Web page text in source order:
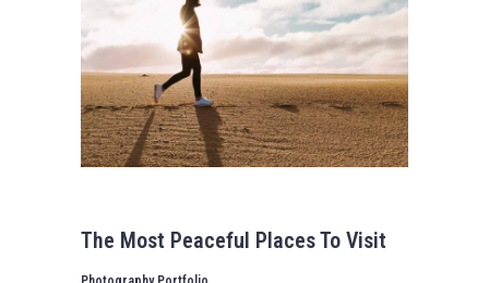
The Most Peaceful Places To Visit